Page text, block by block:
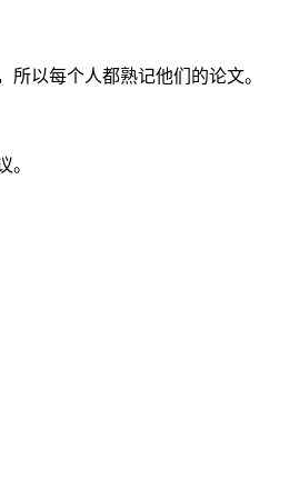
以每个人都熟记他们的论文。
。